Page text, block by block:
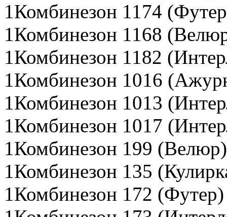
1Комбинезон 1174
1Комбинезон 1168
1Комбинезон 1182
1Комбинезон 1016
1Комбинезон 1013
1Комбинезон 1017
1Комбинезон 199
1Комбинезон 135
1Комбинезон 172